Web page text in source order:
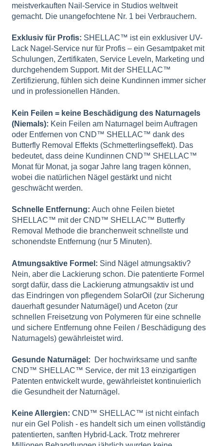
meistverkauften Nail-Service in Studios weltweit
gemacht. Die unangefochtene Nr. 1 bei Verbrauchern.
Exklusiv für Profis: SHELLAC™ ist ein exklusiver UV-
Lack Nagel-Service nur für Profis – ein Gesamtpaket mit
Schulungen, Zertifikaten, Service Leveln, Marketing und
durchgehendem Support. Mit der SHELLAC™
Zertifizierung, fühlen sich deine Kundinnen immer sicher
und in professionellen Händen.
Kein Feilen = keine Beschädigung des Naturnagels
(Niemals): Kein Feilen am Naturnagel beim Auftragen
oder Entfernen von CND™ SHELLAC™ dank des
Butterfly Removal Effekts (Schmetterlingseffekt). Das
bedeutet, dass deine Kundinnen CND™ SHELLAC™
Monat für Monat, ja sogar Jahre lang tragen können,
wobei die natürlichen Nägel gestärkt und nicht
geschwächt werden.
Schnelle Entfernung: Auch ohne Feilen bietet
SHELLAC™ mit der CND™ SHELLAC™ Butterfly
Removal Methode die branchenweit schnellste und
schonendste Entfernung (nur 5 Minuten).
Atmungsaktive Formel: Sind Nägel atmungsaktiv?
Nein, aber die Lackierung schon. Die patentierte Formel
sorgt dafür, dass die Lackierung atmungsaktiv ist und
das Eindringen von pflegendem SolarOil (zur Sicherung
dauerhaft gesunder Naturnägel) und Aceton (zur
schnellen Freisetzung von Polymeren für eine schnelle
und sichere Entfernung ohne Feilen / Beschädigung des
Naturnagels) gewährleistet wird.
Gesunde Naturnägel:
Der hochwirksame und sanfte
CND™ SHELLAC™ Service, der mit 13 einzigartigen
Patenten entwickelt wurde, gewährleistet kontinuierlich
die Gesundheit der Naturnägel.
Keine Allergien: CND™ SHELLAC™ ist nicht einfach
nur ein Gel Polish - es handelt sich um einen vollständig
patentierten, sanften Hybrid-Lack. Trotz mehrerer